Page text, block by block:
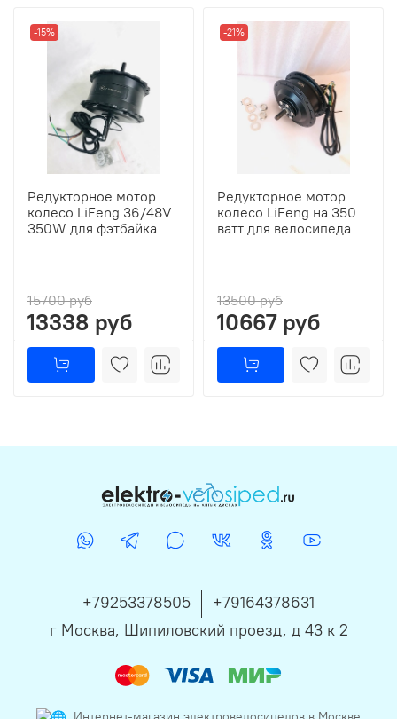
-15%
Редукторное мотор
колесо LiFeng 36/48V
350W для фэтбайка
15700 руб
13338 руб
-21%
Редукторное мотор
колесо LiFeng на 350
ватт для велосипеда
13500 руб
10667 руб
+79253378505
+79164378631
г Москва, Шипиловский проезд, д 43 к 2